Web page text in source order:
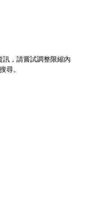
，請嘗試調整限縮內
尋。